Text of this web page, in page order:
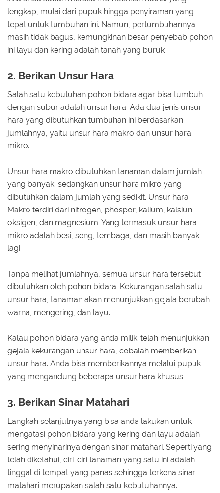
lengkap, mulai dari pupuk hingga penyiraman yang
tepat untuk tumbuhan ini. Namun, pertumbuhannya
masih tidak bagus, kemungkinan besar penyebab pohon
ini layu dan kering adalah tanah yang buruk.
2. Berikan Unsur Hara
Salah satu kebutuhan pohon bidara agar bisa tumbuh
dengan subur adalah unsur hara. Ada dua jenis unsur
hara yang dibutuhkan tumbuhan ini berdasarkan
jumlahnya, yaitu unsur hara makro dan unsur hara
mikro.
Unsur hara makro dibutuhkan tanaman dalam jumlah
yang banyak, sedangkan unsur hara mikro yang
dibutuhkan dalam jumlah yang sedikit. Unsur hara
Makro terdiri dari nitrogen, phospor, kalium, kalsiun,
oksigen, dan magnesium. Yang termasuk unsur hara
mikro adalah besi, seng, tembaga, dan masih banyak
lagi.
Tanpa melihat jumlahnya, semua unsur hara tersebut
dibutuhkan oleh pohon bidara. Kekurangan salah satu
unsur hara, tanaman akan menunjukkan gejala berubah
warna, mengering, dan layu.
Kalau pohon bidara yang anda miliki telah menunjukkan
gejala kekurangan unsur hara, cobalah memberikan
unsur hara. Anda bisa memberikannya melalui pupuk
yang mengandung beberapa unsur hara khusus.
3. Berikan Sinar Matahari
Langkah selanjutnya yang bisa anda lakukan untuk
mengatasi pohon bidara yang kering dan layu adalah
sering menyinarinya dengan sinar matahari. Seperti yang
telah diketahui, ciri-ciri tanaman yang satu ini adalah
tinggal di tempat yang panas sehingga terkena sinar
matahari merupakan salah satu kebutuhannya.